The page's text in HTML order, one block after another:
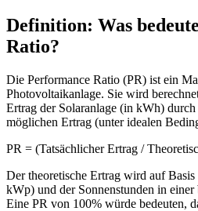
Definition: Was
Ratio?
Die Performance Ratio (PR) ist ein
Photovoltaikanlage. Sie wird
Ertrag der Solaranlage (in kWh)
möglichen Ertrag (unter idealen
PR = (Tatsächlicher Ertrag /
Der theoretische Ertrag wird auf
kWp) und der Sonnenstunden in
Eine PR von 100% würde bedeuten,